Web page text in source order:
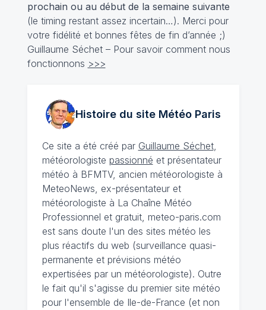
prochain ou au début de la semaine suivante
(le timing restant assez incertain…). Merci pour
votre fidélité et bonnes fêtes de fin d’année ;)
Guillaume Séchet – Pour savoir comment nous
fonctionnons >>>
Histoire du site MétéoParis
Ce site a été créé par Guillaume Séchet,
météorologiste passionné et présentateur
météo à BFMTV, ancien météorologiste à
MeteoNews, ex-présentateur et
météorologiste à La Chaîne Météo
Professionnel et gratuit, meteo-paris.com
est sans doute l'un des sites météo les
plus réactifs du web (surveillance quasi-
permanente et prévisions météo
expertisées par un météorologiste). Outre
le fait qu'il s'agisse du premier site météo
pour l'ensemble de Ile-de-France (et non